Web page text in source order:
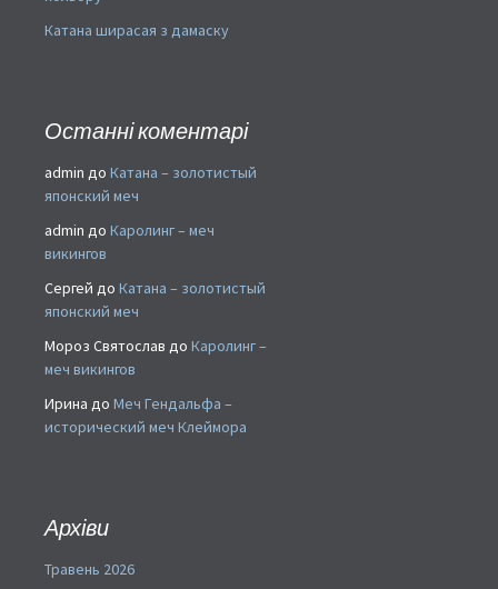
Катана ширасая з дамаску
Останні коментарі
admin до Катана – золотистый
японский меч
admin до Каролинг – меч
викингов
Сергей до Катана – золотистый
японский меч
Мороз Святослав до Каролинг –
меч викингов
Ирина до Меч Гендальфа –
исторический меч Клеймора
Архіви
Травень 2026